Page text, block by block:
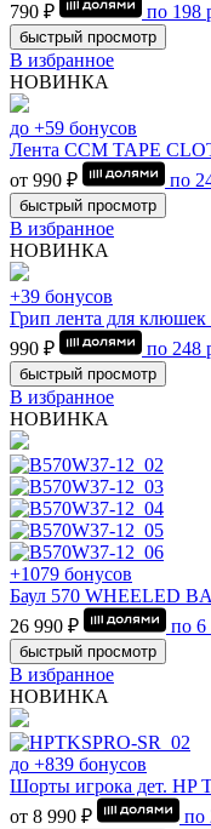
790 ₽
по 198
быстрый просмотр
В избранное
НОВИНКА
до +59 бонусов
Лента CCM TAPE
от 990 ₽
по
быстрый просмотр
В избранное
НОВИНКА
+39 бонусов
Грип лента для
990 ₽
по 248
быстрый просмотр
В избранное
НОВИНКА
+1079 бонусов
Баул 570 WHEELED
26 990 ₽
по 6
быстрый просмотр
В избранное
НОВИНКА
до +839 бонусов
Шорты игрока дет. HP
от 8 990 ₽
по